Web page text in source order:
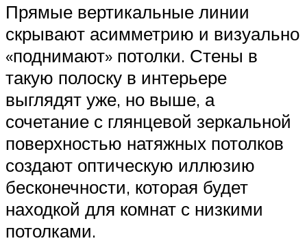
Прямые вертикальные линии
скрывают асимметрию и визуально
«поднимают» потолки. Стены в
такую полоску в интерьере
выглядят уже, но выше, а
сочетание с глянцевой зеркальной
поверхностью натяжных потолков
создают оптическую иллюзию
бесконечности, которая будет
находкой для комнат с низкими
потолками.